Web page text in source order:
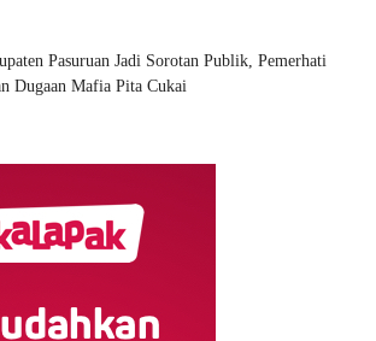
Pasuruan Jadi Sorotan Publik, Pemerhati
Dugaan Mafia Pita Cukai